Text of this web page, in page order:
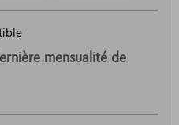
mensualité de